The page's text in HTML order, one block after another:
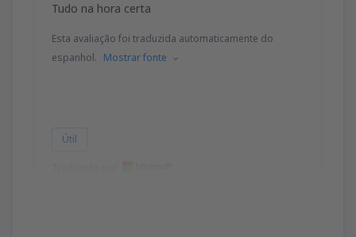
Tudo na hora certa
Esta avaliação foi traduzida automaticamente do
espanhol. Mostrar fonte
Útil